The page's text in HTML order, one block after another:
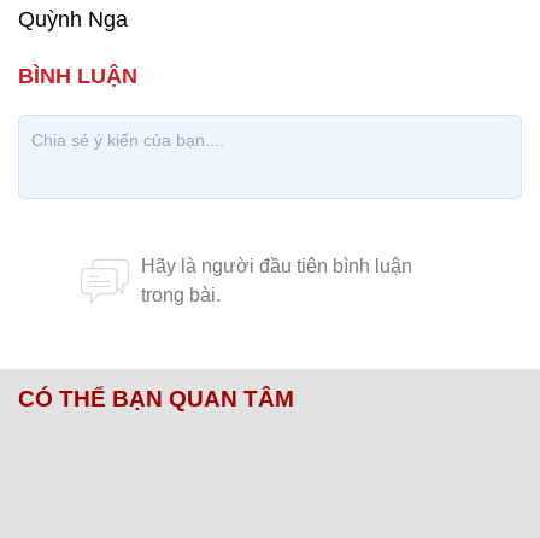
Quỳnh Nga
CÓ THỂ BẠN QUAN TÂM